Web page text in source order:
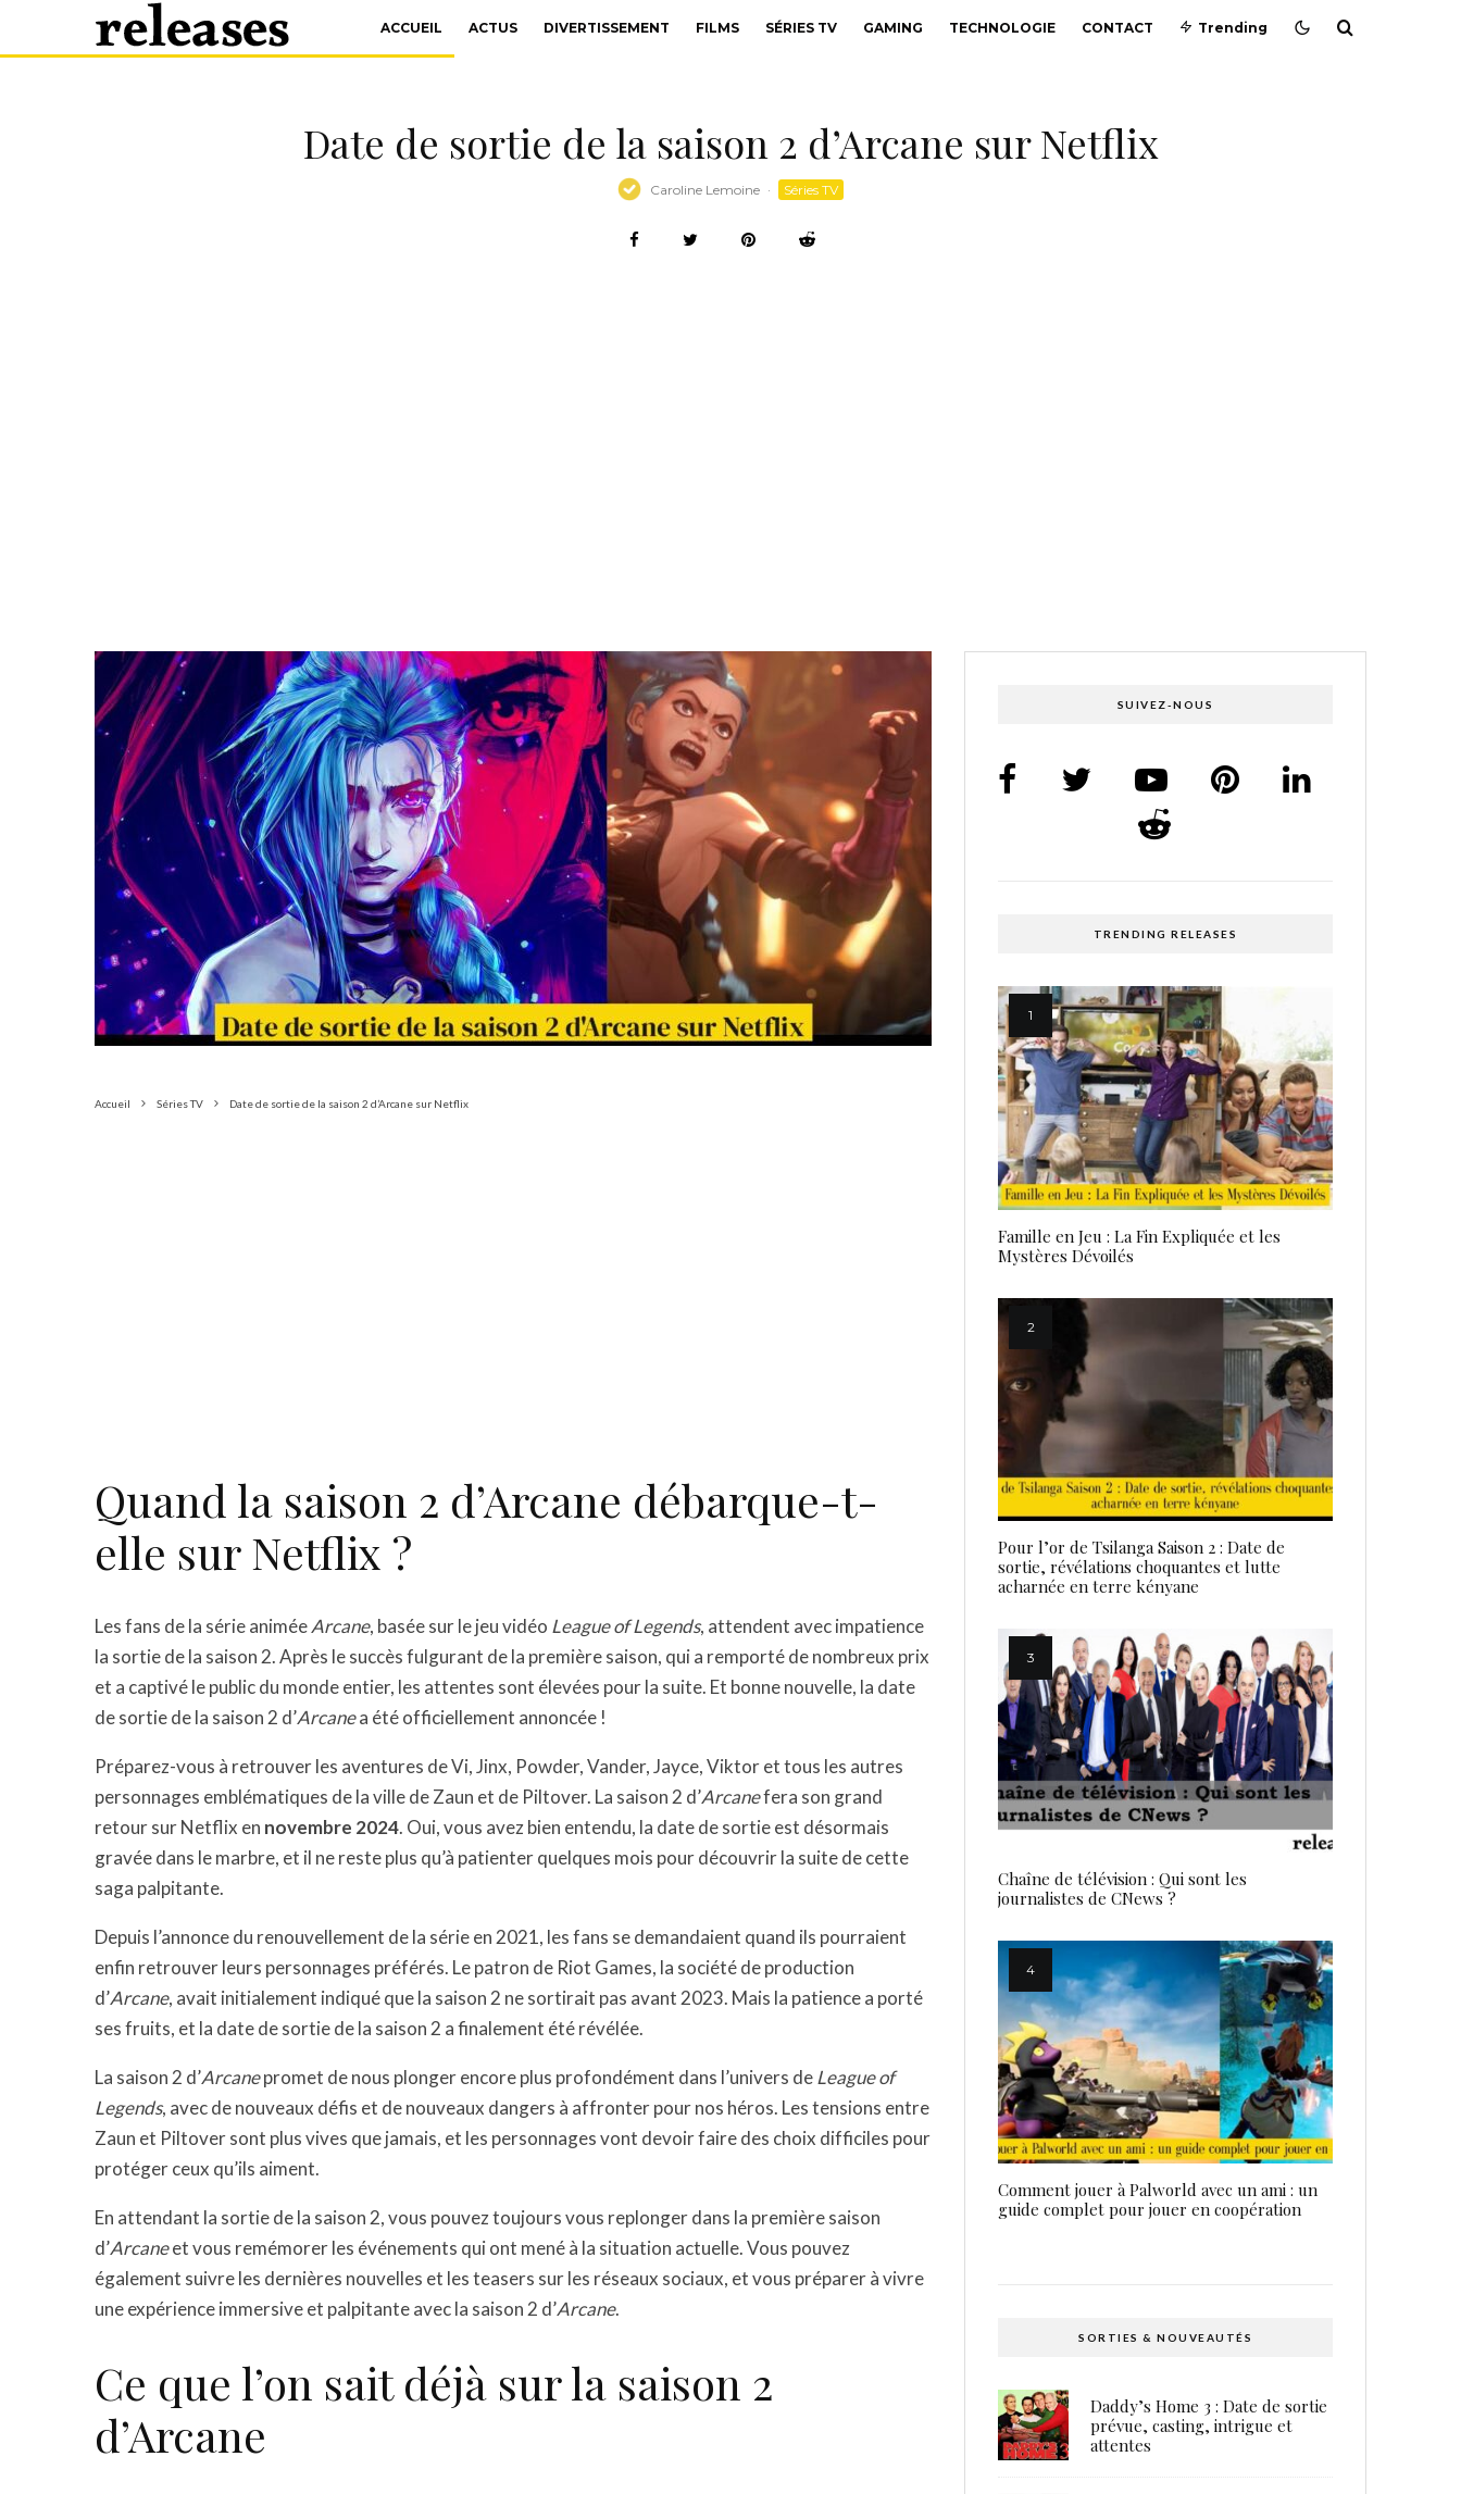
ACCUEIL ACTUS DIVERTISSEMENT FILMS SÉRIES TV GAMING TECHNOLOGIE CONTACT Trending
Date de sortie de la saison 2 d’Arcane sur Netflix
Caroline Lemoine · Séries TV
Accueil Séries TV Date de sortie de la saison 2 d’Arcane sur Netflix
Quand la saison 2 d’Arcane débarque-t-
elle sur Netflix ?
Les fans de la série animéeArcane, basée sur le jeu vidéo League of Legends, attendent avec impatience
la sortie de la saison 2. Après le succès fulgurant de la première saison, qui a remporté de nombreux prix
et a captivé le public du monde entier, les attentes sont élevées pour la suite. Et bonne nouvelle, la date
de sortie de la saison 2 d’Arcanea été officiellement annoncée !
Préparez-vous à retrouver les aventures de Vi, Jinx, Powder, Vander, Jayce, Viktor et tous les autres
personnages emblématiques de la ville de Zaun et de Piltover. La saison 2 d’Arcanefera son grand
retour sur Netflix en novembre 2024. Oui, vous avez bien entendu, la date de sortie est désormais
gravée dans le marbre, et il ne reste plus qu’à patienter quelques mois pour découvrir la suite de cette
saga palpitante.
Depuis l’annonce du renouvellement de la série en 2021, les fans se demandaient quand ils pourraient
enfin retrouver leurs personnages préférés. Le patron de Riot Games, la société de production
d’Arcane, avait initialement indiqué que la saison 2 ne sortirait pas avant 2023. Mais la patience a porté
ses fruits, et la date de sortie de la saison 2 a finalement été révélée.
La saison 2 d’Arcanepromet de nous plonger encore plus profondément dans l’univers deLeague of
Legends, avec de nouveaux défis et de nouveaux dangers à affronter pour nos héros. Les tensions entre
Zaun et Piltover sont plus vives que jamais, et les personnages vont devoir faire des choix difficiles pour
protéger ceux qu’ils aiment.
En attendant la sortie de la saison 2, vous pouvez toujours vous replonger dans la première saison
d’Arcaneet vous remémorer les événements qui ont mené à la situation actuelle. Vous pouvez
également suivre les dernières nouvelles et les teasers sur les réseaux sociaux, et vous préparer à vivre
une expérience immersive et palpitante avec la saison 2 d’Arcane.
Ce que l’on sait déjà sur la saison 2
d’Arcane
SUIVEZ-NOUS
TRENDING RELEASES
Famille en Jeu : La Fin Expliquée et les
Mystères Dévoilés
Pour l’or de Tsilanga Saison 2 : Date de
sortie, révélations choquantes et lutte
acharnée en terre kényane
Chaîne de télévision : Qui sont les
journalistes de CNews ?
Comment jouer à Palworld avec un ami : un
guide complet pour jouer en coopération
SORTIES & NOUVEAUTÉS
Daddy’s Home 3 : Date de sortie
prévue, casting, intrigue et
attentes